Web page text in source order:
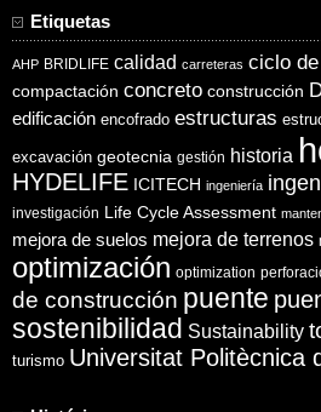
Etiquetas
AHP BRIDLIFE calidad carreteras ciclo
compactación concreto construcción
edificación encofrado estructuras
excavación geotecnia gestión historia
HYDELIFE ICITECH ingeniería
investigación Life Cycle Assessment
mejora de suelos mejora de terrenos
optimización optimization
de construcción puente
sostenibilidad Sustainability
turismo Universitat Politècnica